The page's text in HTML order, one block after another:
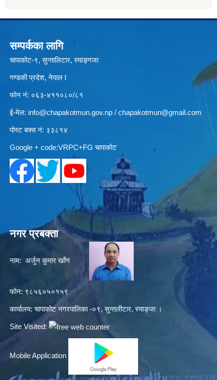
सम्पर्कका लागि
चापाकोट-९, सुन्तालिटार, स्याङ्गजा
गण्डकी प्रदेश, नेपाल I
फोन नं: ०६३-४११०८०/८१
ई-मेल: info@chapakotmun.gov.np / chapakotmun@gmail.com
पोस्ट बक्स नं: ३३८१४
Google + code:VRPC+FG चापाकोट
नगर प्रबक्ता
नाम: अर्जुन कुमार खाँण
फोन: ९८५६०५०१५९
कार्यालय: चापाकोट नगरपालिका -०९, सुन्तलीटार, स्याङ्जा ।
Site Visited:
Mobile Application